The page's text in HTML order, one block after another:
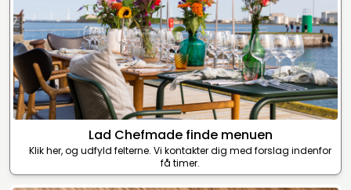
Lad Chefmade finde menuen
Klik her, og udfyld felterne. Vi kontakter dig med forslag indenfor
få timer.